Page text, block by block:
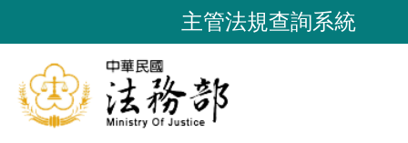
到
要
內
主管法規查詢系統